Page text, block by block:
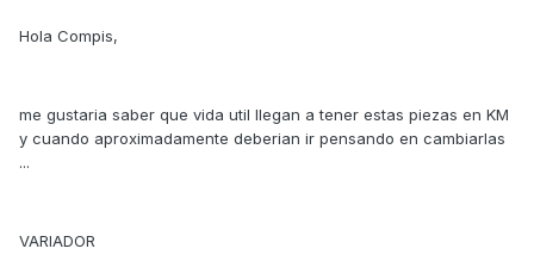
Hola Compis,
me gustaria saber que vida util llegan a tener estas piezas en KM
y cuando aproximadamente deberian ir pensando en cambiarlas
...
VARIADOR